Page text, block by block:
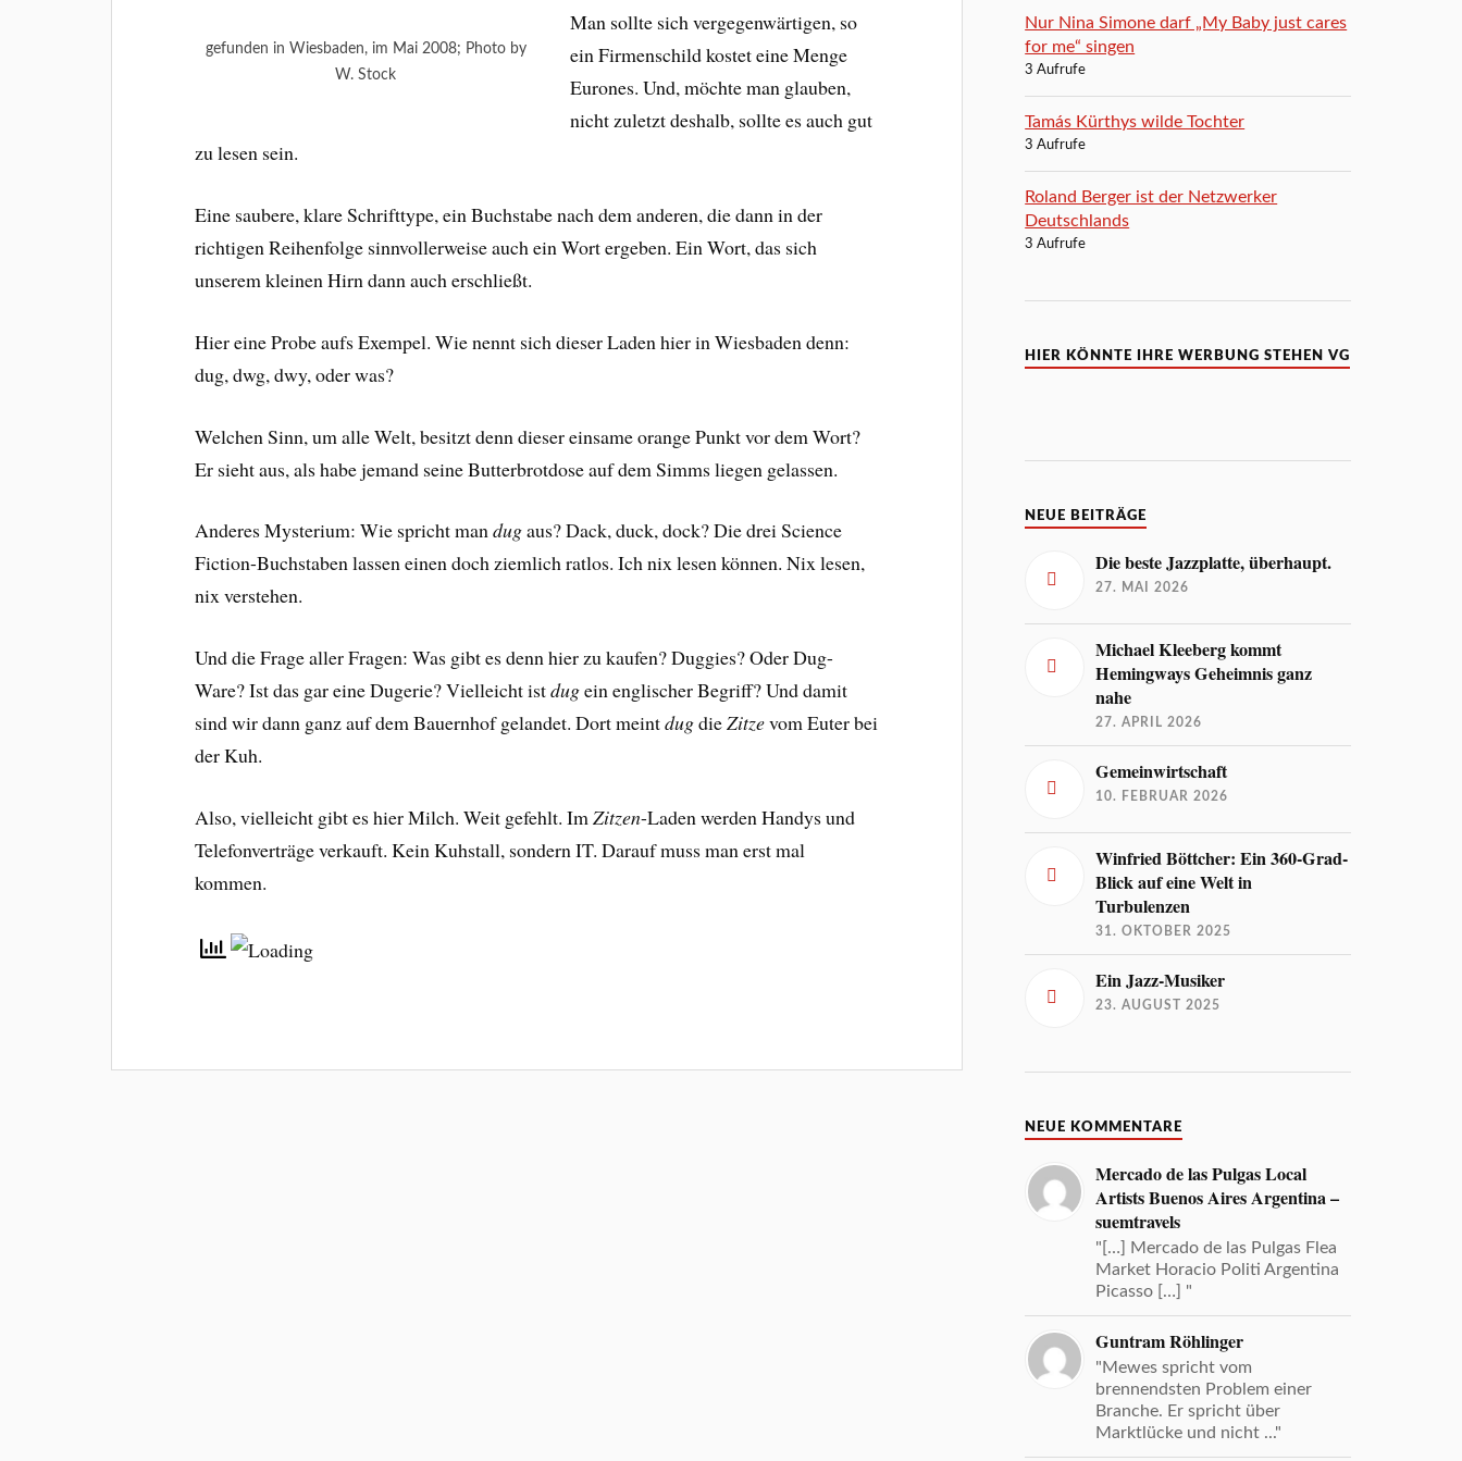
gefunden in Wiesbaden, im Mai 2008; Photo by
W. Stock
Man sollte sich vergegenwärtigen, so
ein Firmenschild kostet eine Menge
Eurones. Und, möchte man glauben,
nicht zuletzt deshalb, sollte es auch gut
zu lesen sein.
Eine saubere, klare Schrifttype, ein Buchstabe nach dem anderen, die dann in der
richtigen Reihenfolge sinnvollerweise auch ein Wort ergeben. Ein Wort, das sich
unserem kleinen Hirn dann auch erschließt.
Hier eine Probe aufs Exempel. Wie nennt sich dieser Laden hier in Wiesbaden denn:
dug, dwg, dwy, oder was?
Welchen Sinn, um alle Welt, besitzt denn dieser einsame orange Punkt vor dem Wort?
Er sieht aus, als habe jemand seine Butterbrotdose auf dem Simms liegen gelassen.
Anderes Mysterium: Wie spricht mandugaus? Dack, duck, dock? Die drei Science
Fiction-Buchstaben lassen einen doch ziemlich ratlos. Ich nix lesen können. Nix lesen,
nix verstehen.
Und die Frage aller Fragen: Was gibt es denn hier zu kaufen? Duggies? Oder Dug-
Ware? Ist das gar eine Dugerie? Vielleicht istdugein englischer Begriff? Und damit
sind wir dann ganz auf dem Bauernhof gelandet. Dort meintdugdieZitzevom Euter bei
der Kuh.
Also, vielleicht gibt es hier Milch. Weit gefehlt. ImZitzen-Laden werden Handys und
Telefonverträge verkauft. Kein Kuhstall, sondern IT. Darauf muss man erst mal
kommen.
Nur Nina Simone darf „My Baby just cares
for me“ singen
3 Aufrufe
Tamás Kürthys wilde Tochter
3 Aufrufe
Roland Berger ist der Netzwerker
Deutschlands
3 Aufrufe
HIER KÖNNTE IHRE WERBUNG STEHEN VG
NEUE BEITRÄGE
Die beste Jazzplatte, überhaupt.
27. MAI 2026
Michael Kleeberg kommt
Hemingways Geheimnis ganz
nahe
27. APRIL 2026
Gemeinwirtschaft
10. FEBRUAR 2026
Winfried Böttcher: Ein 360-Grad-
Blick auf eine Welt in
Turbulenzen
31. OKTOBER 2025
Ein Jazz-Musiker
23. AUGUST 2025
NEUE KOMMENTARE
Mercado de las Pulgas Local
Artists Buenos Aires Argentina –
suemtravels
"[…] Mercado de las Pulgas Flea
Market Horacio Politi Argentina
Picasso […] "
Guntram Röhlinger
"Mewes spricht vom
brennendsten Problem einer
Branche. Er spricht über
Marktlücke und nicht ..."